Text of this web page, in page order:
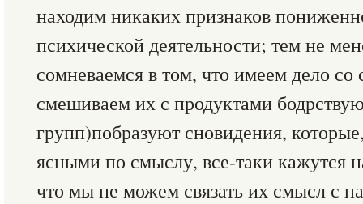
находим никаких признаков
психической деятельности; тем не
сомневаемся в том, что имеем дело
смешиваем их с продуктами
групп)побразуют сновидения,
ясными по смыслу, все-таки кажутся
что мы не можем связать их смысл с